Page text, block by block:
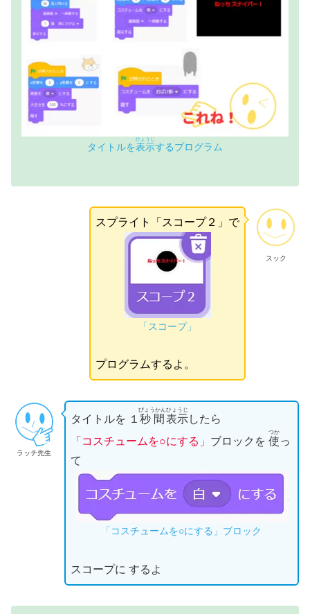
タイトルを表示
ひょうじ
するプログラム
スック
スプライト「スコープ２」で
「スコープ」
プログラムするよ。
ラッチ先生
タイトルを １ 秒間
びょうかん
表示
ひょうじ
したら
「コスチュームを○にする」 ブロックを 使
つか
っ
て
「コスチュームを○にする」ブロック
スコープに するよ